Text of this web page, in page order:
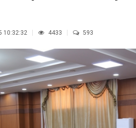
10:32:32 4433 593